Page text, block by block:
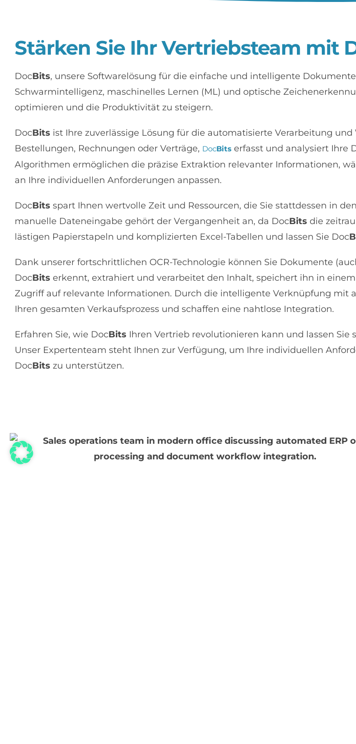
Stärken Sie Ihr Vertriebsteam mit
DocBits, unsere Softwarelösung für die einfache und intelligente
Schwarmintelligenz, maschinelles Lernen (ML) und optische
optimieren und die Produktivität zu steigern.
DocBits ist Ihre zuverlässige Lösung für die automatisierte Verarbeitung
Bestellungen, Rechnungen oder Verträge, DocBits erfasst und analysiert Ihre
Algorithmen ermöglichen die präzise Extraktion relevanter Informationen,
an Ihre individuellen Anforderungen anpassen.
DocBits spart Ihnen wertvolle Zeit und Ressourcen, die Sie stattdessen in
manuelle Dateneingabe gehört der Vergangenheit an, da DocBits die
lästigen Papierstapeln und komplizierten Excel-Tabellen und lassen Sie Doc
Dank unserer fortschrittlichen OCR-Technologie können Sie Dokumente
DocBits erkennt, extrahiert und verarbeitet den Inhalt, speichert ihn in
Zugriff auf relevante Informationen. Durch die intelligente Verknüpfung mit
Ihren gesamten Verkaufsprozess und schaffen eine nahtlose Integration.
Erfahren Sie, wie DocBits Ihren Vertrieb revolutionieren kann und lassen
Unser Expertenteam steht Ihnen zur Verfügung, um Ihre individuellen
DocBits zu unterstützen.